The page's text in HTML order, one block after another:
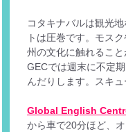
コタキナバルは観光
トは圧巻です。モス
州の文化に触れること
GECでは週末に不定
んだりします。スキ
Global English
から車で20分ほど、